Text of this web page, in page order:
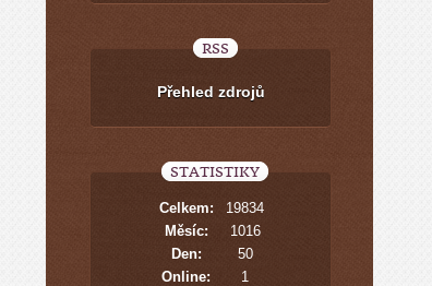
RSS
Přehled zdrojů
STATISTIKY
Online: 1
Celkem:
19834
Měsíc:
1016
Den:
50